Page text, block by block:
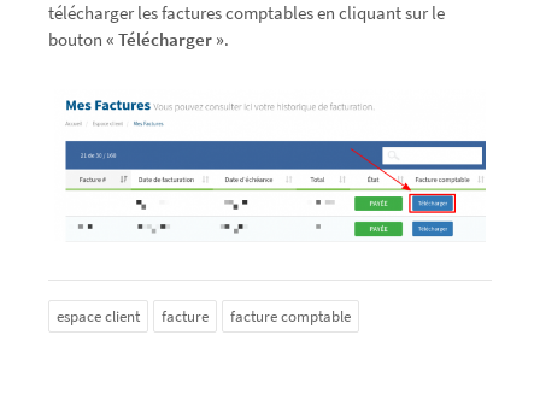
télécharger les factures comptables en cliquant sur le
bouton « Télécharger ».
espace client facture facture comptable